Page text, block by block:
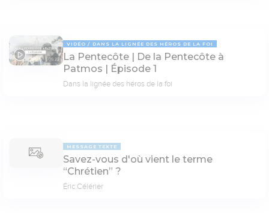
05:22
VIDÉO DANS LA LIGNÉE DES HÉROS DE LA FOI
La Pentecôte | De la Pentecôte à
Patmos | Épisode 1
Dans la lignée des héros de la foi
MESSAGE TEXTE
Savez-vous d'où vient le terme
“Chrétien” ?
Éric Célérier